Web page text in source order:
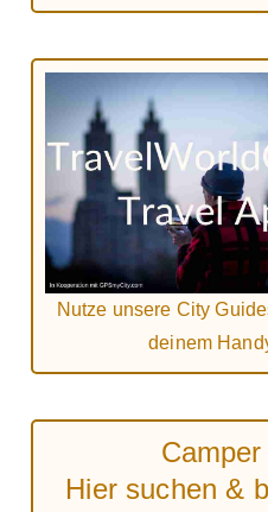
Nutze unsere City
deinem
Camper
Hier suchen &